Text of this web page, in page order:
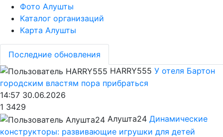
Фото Алушты
Каталог организаций
Карта Алушты
Последние обновления
HARRY555 У отеля Бартон
городским властям пора прибраться
14:57 30.06.2026
1 3429
Алушта24 Динамические
конструкторы: развивающие игрушки для детей